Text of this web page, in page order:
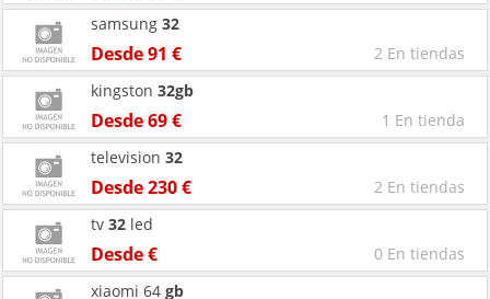
Desde 91 € 2 En tiendas
samsung 32
Desde 69 € 1 En tienda
kingston 32gb
Desde 230 € 2 En tiendas
television 32
Desde € 0 En tiendas
tv 32 led
xiaomi 64 gb